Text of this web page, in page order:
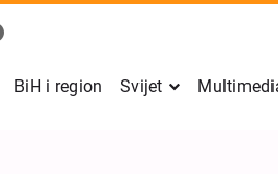
BiH i region Svijet